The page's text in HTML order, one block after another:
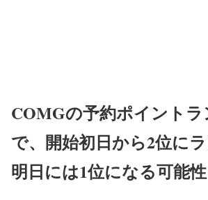
COMGの予約ポイント
で、開始初日から2位に
明日には1位になる可能性